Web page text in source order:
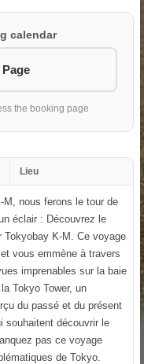
calendar
the booking page
Lieu
M, nous ferons le tour de
éclair : Découvrez le
Tokyobay K-M. Ce voyage
vous emmène à travers
imprenables sur la baie
Tokyo Tower, un
du passé et du présent
souhaitent découvrir le
pas ce voyage
de Tokyo.